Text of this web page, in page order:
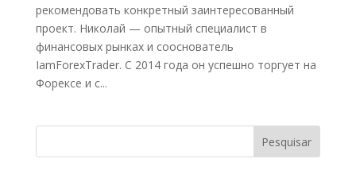
рекомендовать конкретный заинтересованный
проект. Николай — опытный специалист в
финансовых рынках и сооснователь
IamForexTrader. С 2014 года он успешно торгует на
Форексе и с...